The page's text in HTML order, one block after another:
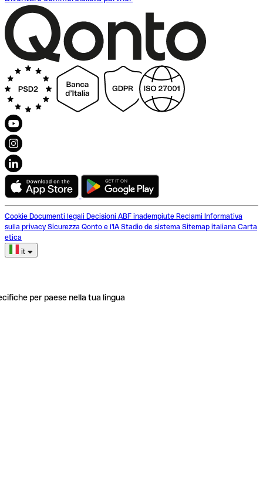
Cookie Documenti legali Decisioni ABF inadempiute Reclami Informativa
sulla privacy Sicurezza Qonto e l'IA Stadio de sistema Sitemap italiana Carta
etica
it
per paese nella tua lingua